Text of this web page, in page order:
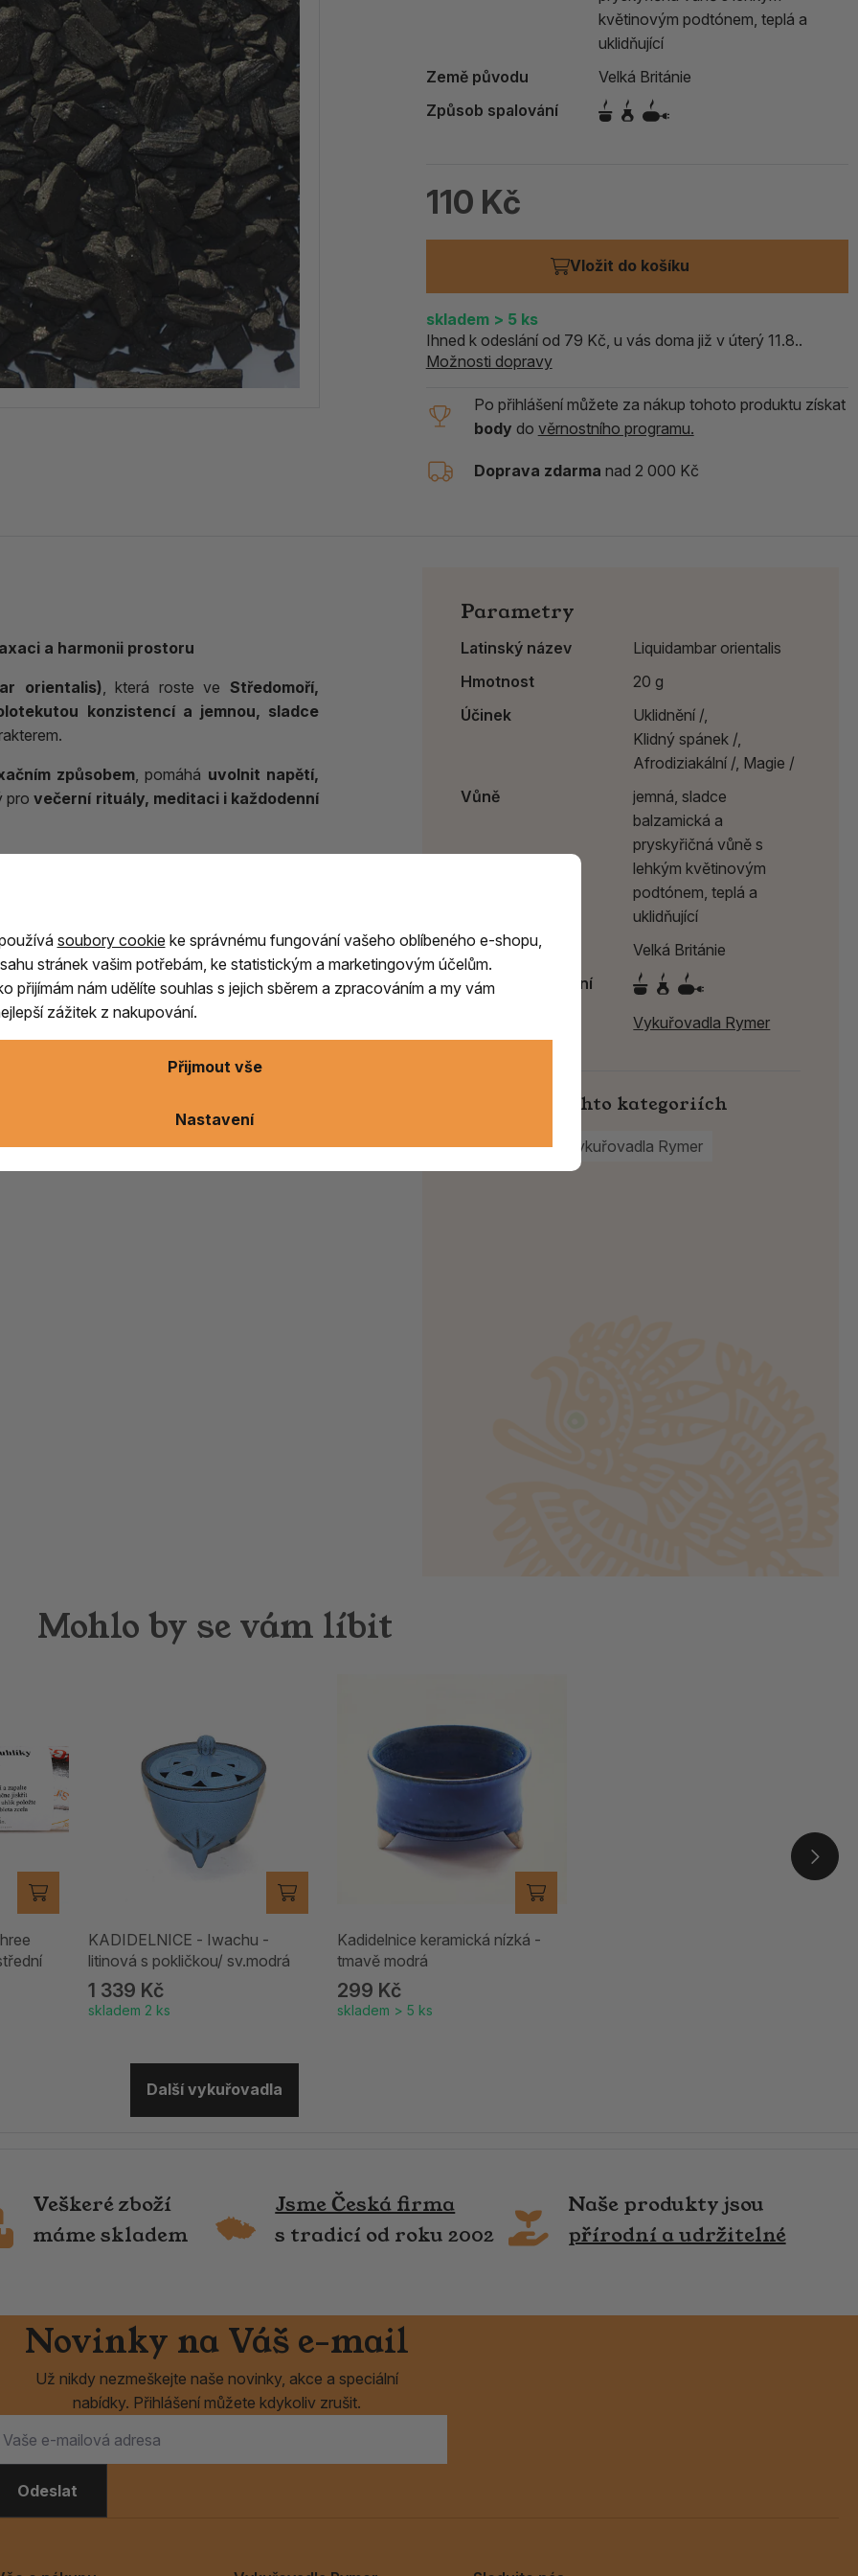
ALOE PRAVÁ (Aloe vera)
119 Kč
květinovým podtónem, teplá a
uklidňující
Země původu
Velká Británie
Způsob spalování
110 Kč
Vložit do košíku
skladem> 5 ks
Ihned k odeslání od 79 Kč, u vás doma již v úterý 11.8..
Možnosti dopravy
Po přihlášení můžete za nákup tohoto produktu získat
body do věrnostního programu.
Doprava zdarma nad 2 000 Kč
a harmonii prostoru
orientalis) , která roste ve Středomoří,
konzistencí a jemnou, sladce
způsobem , pomáhá uvolnit napětí,
provečerní rituály, meditaci i každodenní
dřevěných uhlíků napuštěných
se s ní manipuluje.
Parametry
Latinský název
Liquidambar orientalis
Hmotnost
20 g
Účinek
Uklidnění /,
Klidný spánek /,
Afrodiziakální /, Magie /
Vůně
jemná, sladce
balzamická a
pryskyřičná vůně s
lehkým květinovým
podtónem, teplá a
uklidňující
Země původu
Velká Británie
Způsob spalování
Vykuřovadla Rymer
Najdete v těchto kategoriích
Pryskyřice Vykuřovadla Rymer
Mohlo by se vám líbit
KADIDELNICE - Iwachu -
litinová s pokličkou/ sv.modrá
1 339 Kč
skladem 2 ks
Kadidelnice keramická nízká -
tmavě modrá
299 Kč
skladem > 5 ks
Další vykuřovadla
Veškeré zboží
máme skladem
Jsme Česká firma
s tradicí od roku 2002
Naše produkty jsou
přírodní a udržitelné
Novinky na Váš e-mail
Už nikdy nezmeškejte naše novinky, akce a speciální
nabídky. Přihlášení můžete kdykoliv zrušit.
Odeslat
soubory cookie ke správnému fungování vašeho oblíbeného e-shopu,
stránek vašim potřebám, ke statistickým a marketingovým účelům.
přijímám nám udělíte souhlas s jejich sběrem a zpracováním a my vám
zážitek z nakupování.
Nastavení
Přijmout vše